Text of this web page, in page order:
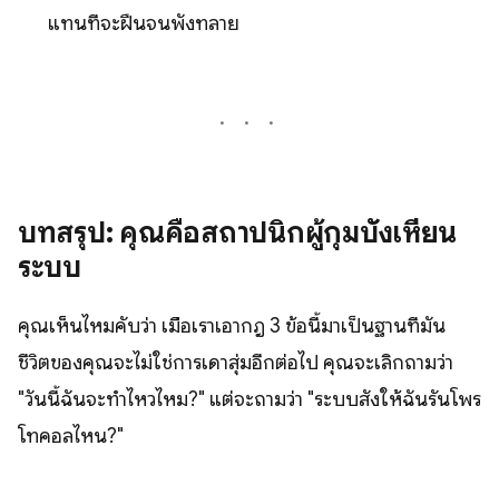
แทนที่จะฝืนจนพังทลาย
บทสรุป: คุณคือสถาปนิกผู้กุมบังเหียน
ระบบ
คุณเห็นไหมคับว่า เมื่อเราเอากฎ 3 ข้อนี้มาเป็นฐานที่มั่น
ชีวิตของคุณจะไม่ใช่การเดาสุ่มอีกต่อไป คุณจะเลิกถามว่า
"วันนี้ฉันจะทำไหวไหม?" แต่จะถามว่า "ระบบสั่งให้ฉันรันโพร
โทคอลไหน?"